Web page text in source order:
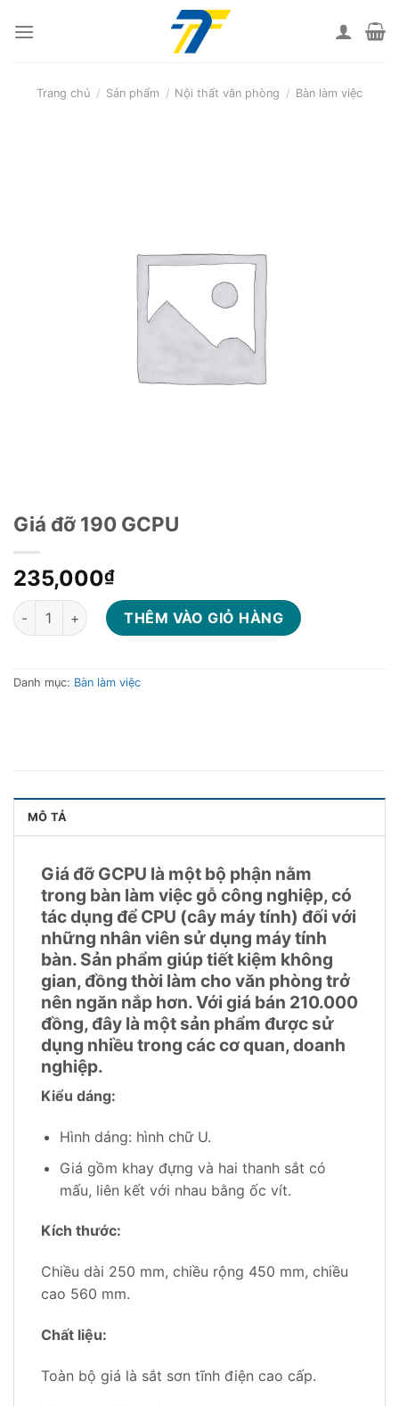
Trang chủ / Sản phẩm / Nội thất văn phòng / Bàn làm việc
Giá đỡ 190 GCPU
235,000₫
Giá đỡ 190 GCPU số lượngTHÊM VÀO GIỎ HÀNG
Danh mục: Bàn làm việc
MÔ TẢ
Giá đỡ GCPU là một bộ phận nằm
trong bàn làm việc gỗ công nghiệp, có
tác dụng để CPU (cây máy tính) đối với
những nhân viên sử dụng máy tính
bàn. Sản phẩm giúp tiết kiệm không
gian, đồng thời làm cho văn phòng trở
nên ngăn nắp hơn. Với giá bán 210.000
đồng, đây là một sản phẩm được sử
dụng nhiều trong các cơ quan, doanh
nghiệp.
Kiểu dáng:
Hình dáng: hình chữ U.
Giá gồm khay đựng và hai thanh sắt có
mấu, liên kết với nhau bằng ốc vít.
Kích thước:
Chiều dài 250 mm, chiều rộng 450 mm, chiều
cao 560 mm.
Chất liệu:
Toàn bộ giá là sắt sơn tĩnh điện cao cấp.